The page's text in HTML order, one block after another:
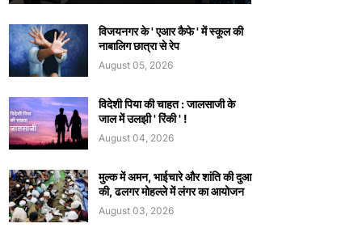
विजयनगर के ' एआर कैफे ' में स्कूल की
नाबालिग छात्रा से रेप
August 05, 2026
विदेशी पिया की चाहत : जालसाजी के
जाल में उलझी ' रिंकी ' !
August 04, 2026
मुल्क में अमन, भाईचारे और शांति की दुआ
की, ढलगर मोहल्ले में लंगर का आयोजन
August 03, 2026